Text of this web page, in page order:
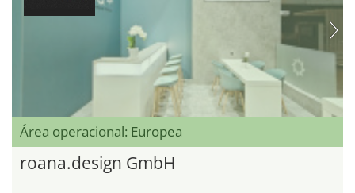
Área operacional: Europea
roana.design GmbH